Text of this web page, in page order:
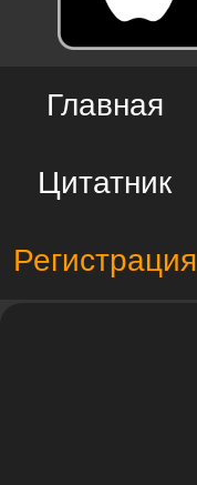
Главная
Цитатник
Регистрация